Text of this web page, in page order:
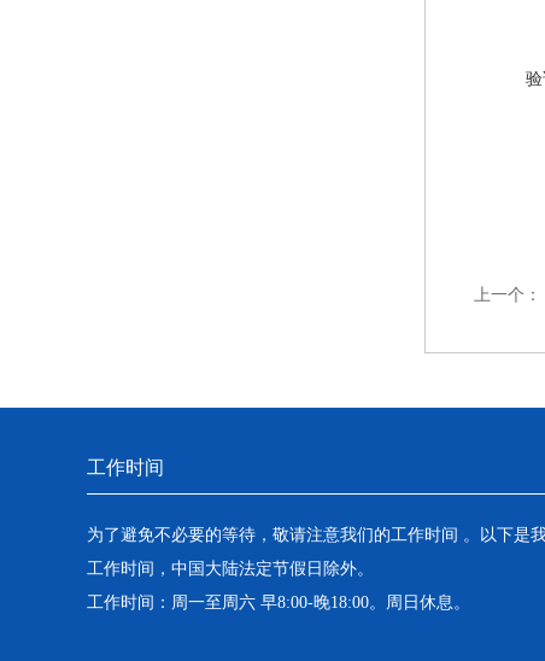
验
上一个：
工作时间
为了避免不必要的等待，敬请注意我们的工作时间 。以下是
工作时间，中国大陆法定节假日除外。
工作时间：周一至周六 早8:00-晚18:00。周日休息。